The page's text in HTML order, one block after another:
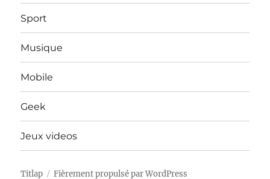
Sport
Musique
Mobile
Geek
Jeux videos
Titlap Fièrement propulsé par WordPress